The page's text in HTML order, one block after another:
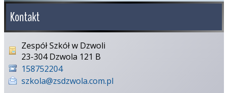
Kontakt
Zespół Szkół w Dzwoli
23-304 Dzwola 121 B
158752204
szkola@zsdzwola.com.pl